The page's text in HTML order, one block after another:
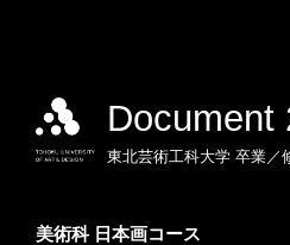
Document
東北芸術工科大学 卒業／
美術科 日本画コース